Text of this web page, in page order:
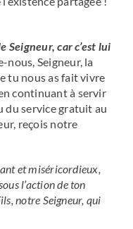
Seigneur, car c’est lui
nous, Seigneur, la
tu nous as fait vivre
continuant à servir
du service gratuit au
reçois notre
et miséricordieux,
l’action de ton
notre Seigneur, qui